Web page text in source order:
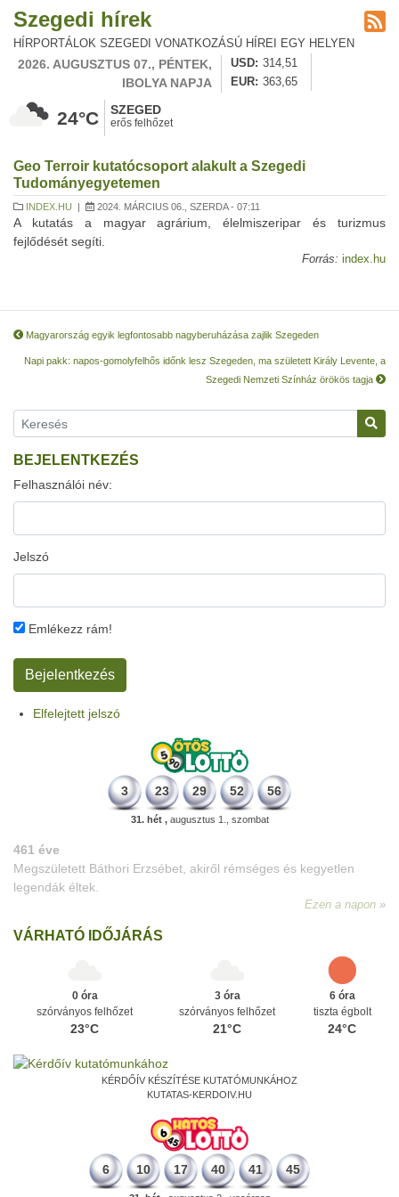
Szegedi hírek
HÍRPORTÁLOK SZEGEDI VONATKOZÁSÚ HÍREI EGY HELYEN
2026. AUGUSZTUS 07., PÉNTEK,
IBOLYA NAPJA
USD
314,51
EUR
363,65
24°C SZEGED
erős felhőzet
Geo Terroir kutatócsoport alakult a Szegedi
Tudományegyetemen
INDEX.HU | 2024. MÁRCIUS 06., SZERDA - 07:11
A kutatás a magyar agrárium, élelmiszeripar és turizmus
fejlődését segíti.
Forrás: index.hu
Magyarország egyik legfontosabb nagyberuházása zajlik Szegeden
Napi pakk: napos-gomolyfelhős időnk lesz Szegeden, ma született Király Levente, a
Szegedi Nemzeti Színház örökös tagja
BEJELENTKEZÉS
Felhasználói név:
Jelszó
Emlékezz rám!
Elfelejtett jelszó
3 23 29 52 56
31. hét ,augusztus 1., szombat
VÁRHATÓ IDŐJÁRÁS
0 óra
szórványos felhőzet
23°C
3 óra
szórványos felhőzet
21°C
6 óra
tiszta égbolt
24°C
KÉRDŐÍV KÉSZÍTÉSE KUTATÓMUNKÁHOZ
KUTATAS-KERDOIV.HU
6 10 17 40 41 45